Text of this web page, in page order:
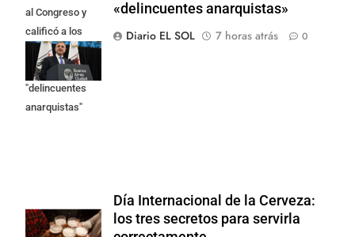
al Congreso y
calificó a los
responsables
como
"delincuentes
anarquistas"
«delincuentes anarquistas»
Diario EL SOL
7 horas atrás 0
Día Internacional de la Cerveza:
los tres secretos para servirla